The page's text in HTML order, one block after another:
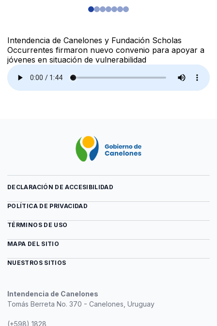
Intendencia de Canelones y Fundación Scholas
Occurrentes firmaron nuevo convenio para apoyar a
jóvenes en situación de vulnerabilidad
Intendencia de Canelones
Tomás Berreta No. 370 - Canelones, Uruguay
(+598) 1828
DECLARACIÓN DE ACCESIBILIDAD
POLÍTICA DE PRIVACIDAD
TÉRMINOS DE USO
MAPA DEL SITIO
NUESTROS SITIOS